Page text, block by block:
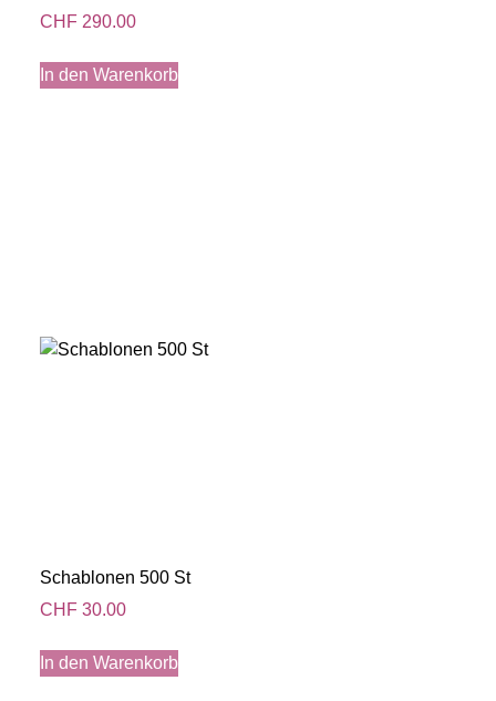
CHF 290.00
In den Warenkorb
Schablonen 500 St
CHF 30.00
In den Warenkorb